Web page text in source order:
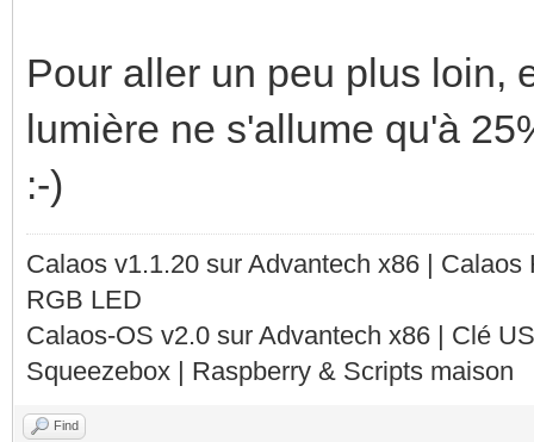
Pour aller un peu plus loin,
lumière ne s'allume qu'à
:-)
Calaos v1.1.20 sur Advantech x86 |
RGB LED
Calaos-OS v2.0 sur Advantech x86 | Clé
Squeezebox | Raspberry & Scripts maison
Find